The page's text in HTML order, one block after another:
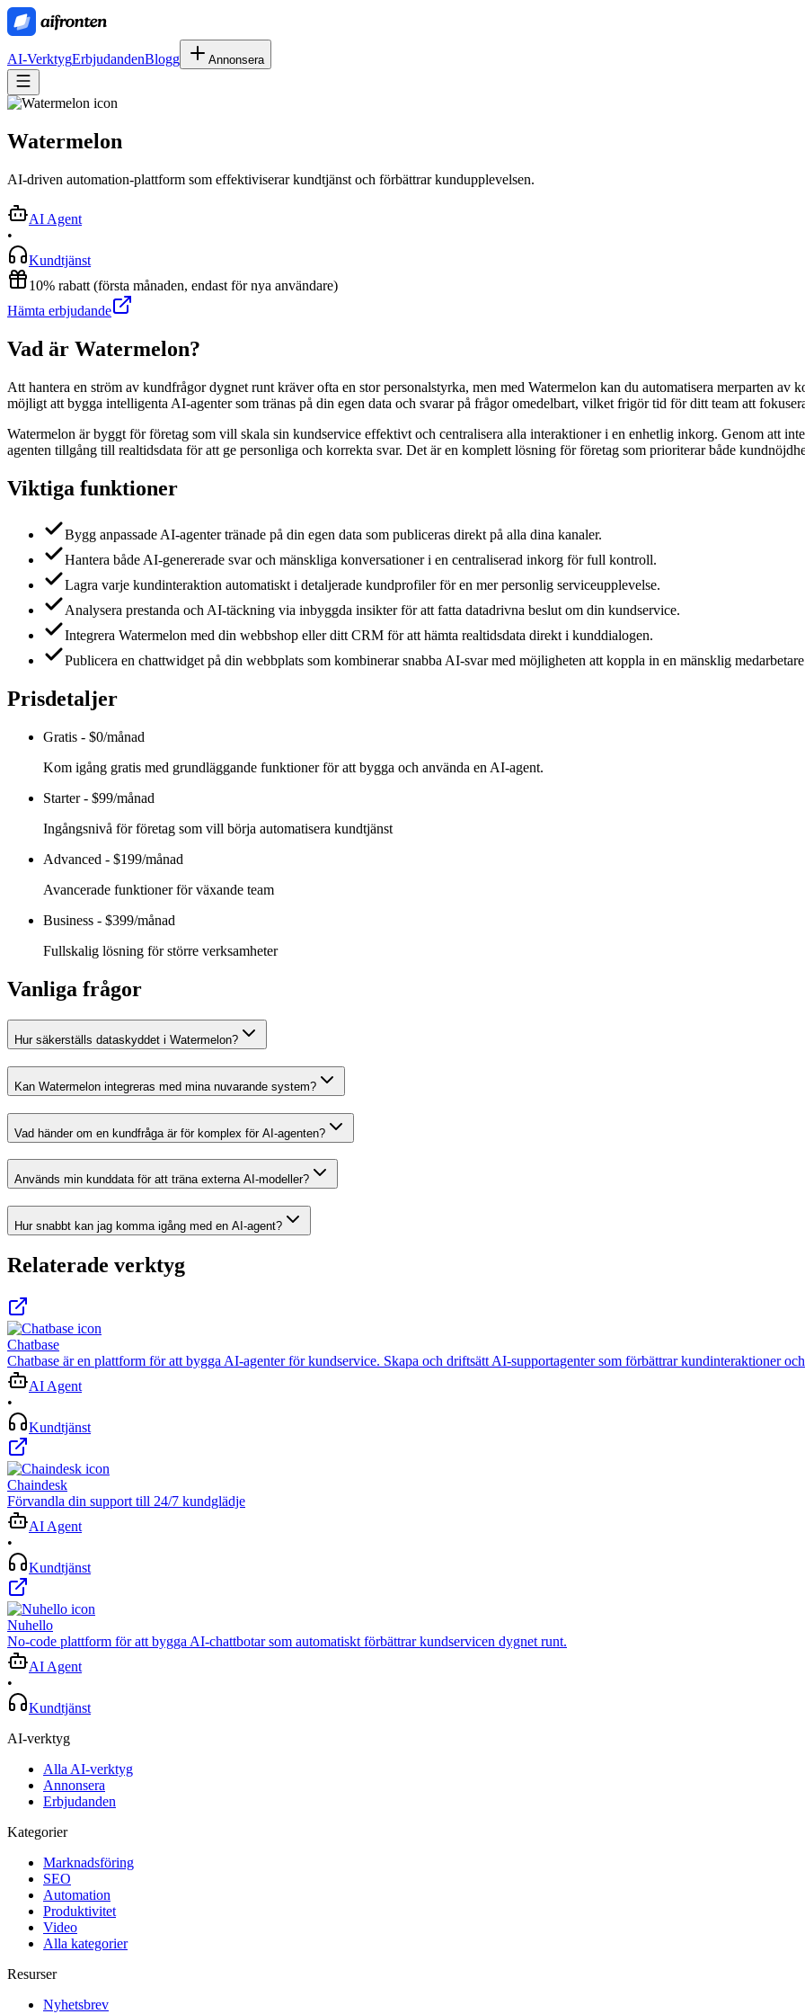
AI-VerktygErbjudandenBlogg Annonsera
Watermelon
AI-driven automation-plattform som effektiviserar kundtjänst och förbättrar kundupplevelsen.
AI Agent
•
Kundtjänst
10% rabatt (första månaden, endast för nya användare)
Hämta erbjudande
Vad är Watermelon?
Att hantera en ström av kundfrågor dygnet runt kräver ofta en stor personalstyrka, men med Watermelon kan du automatisera merparten
möjligt att bygga intelligenta AI-agenter som tränas på din egen data och svarar på frågor omedelbart, vilket frigör tid för ditt team att
Watermelon är byggt för företag som vill skala sin kundservice effektivt och centralisera alla interaktioner i en enhetlig inkorg. Genom att
agenten tillgång till realtidsdata för att ge personliga och korrekta svar. Det är en komplett lösning för företag som prioriterar både
Viktiga funktioner
Bygg anpassade AI-agenter tränade på din egen data som publiceras direkt på alla dina kanaler.
Hantera både AI-genererade svar och mänskliga konversationer i en centraliserad inkorg för full kontroll.
Lagra varje kundinteraktion automatiskt i detaljerade kundprofiler för en mer personlig serviceupplevelse.
Analysera prestanda och AI-täckning via inbyggda insikter för att fatta datadrivna beslut om din kundservice.
Integrera Watermelon med din webbshop eller ditt CRM för att hämta realtidsdata direkt i kunddialogen.
Publicera en chattwidget på din webbplats som kombinerar snabba AI-svar med möjligheten att koppla in en mänsklig
Prisdetaljer
Gratis - $0/månad
Kom igång gratis med grundläggande funktioner för att bygga och använda en AI-agent.
Starter- $99/månad
Ingångsnivå för företag som vill börja automatisera kundtjänst
Advanced - $199/månad
Avancerade funktioner för växande team
Business - $399/månad
Fullskalig lösning för större verksamheter
Vanliga frågor
Hur säkerställs dataskyddet i Watermelon?
Kan Watermelon integreras med mina nuvarande system?
Vad händer om en kundfråga är för komplex för AI-agenten?
Används min kunddata för att träna externa AI-modeller?
Hur snabbt kan jag komma igång med en AI-agent?
Relaterade verktyg
Chatbase
Chatbase är en plattform för att bygga AI-agenter för kundservice. Skapa och driftsätt AI-supportagenter som förbättrar kundinteraktioner
AI Agent
•
Kundtjänst
Chaindesk
Förvandla din support till 24/7 kundglädje
AI Agent
•
Kundtjänst
Nuhello
No-code plattform för att bygga AI-chattbotar som automatiskt förbättrar kundservicen dygnet runt.
AI Agent
•
Kundtjänst
AI-verktyg
Alla AI-verktyg
Annonsera
Erbjudanden
Kategorier
Marknadsföring
SEO
Automation
Produktivitet
Video
Alla kategorier
Resurser
Nyhetsbrev